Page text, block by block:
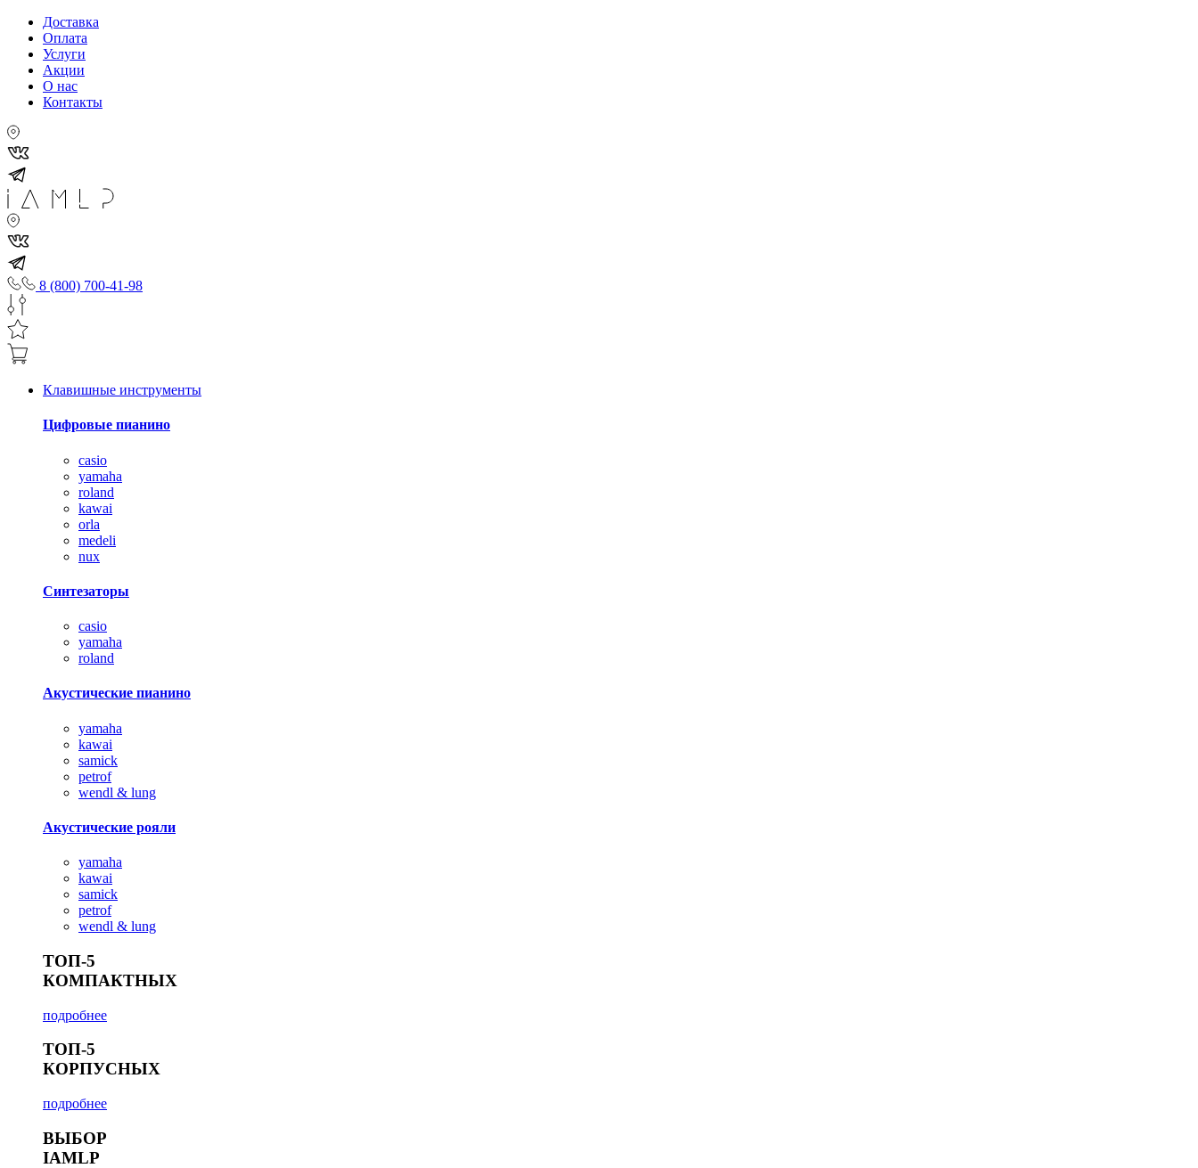
Доставка
Оплата
Услуги
Акции
О нас
Контакты
8 (800) 700-41-98
Клавишные инструменты
Цифровые пианино
casio
yamaha
roland
kawai
orla
medeli
nux
Синтезаторы
casio
yamaha
roland
Акустические пианино
yamaha
kawai
samick
petrof
wendl & lung
Акустические рояли
yamaha
kawai
samick
petrof
wendl & lung
ТОП-5
КОМПАКТНЫХ
подробнее
ТОП-5
КОРПУСНЫХ
подробнее
ВЫБОР
IAMLP